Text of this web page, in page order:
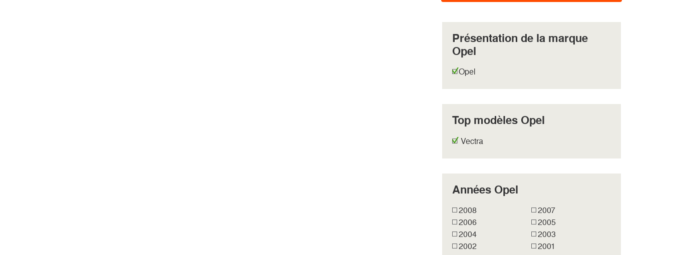
Présentation de la marque
Opel
Opel
Top modèles Opel
Vectra
Années Opel
2008
2007
2006
2005
2004
2003
2002
2001